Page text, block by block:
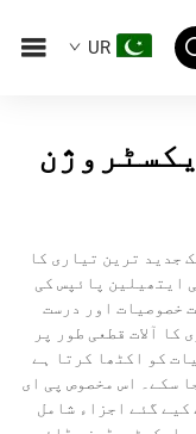
UR
جدید ترین تیاری کا
ایتھیلین پائپس کی
خصوصیات اور درست
آلات قطعی طور پر
کو اکٹھا کرتا ہے
سکے۔ اس مخصوص پی ای
کیے گئے اجزاء شامل